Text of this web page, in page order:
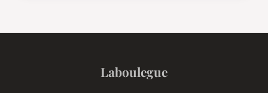
Laboulegue